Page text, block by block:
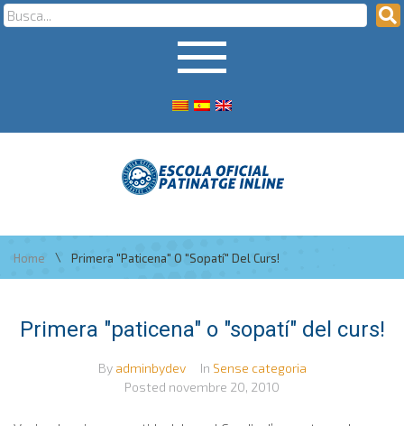
Home \ Primera "paticena" O "sopatí" Del Curs!
Primera "paticena" o "sopatí" del curs!
By adminbydev In Sense categoria
Posted novembre 20, 2010